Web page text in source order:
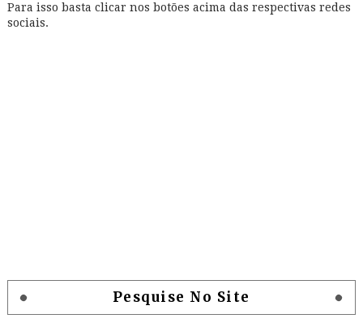
Para isso basta clicar nos botões acima das respectivas redes
sociais.
Pesquise No Site